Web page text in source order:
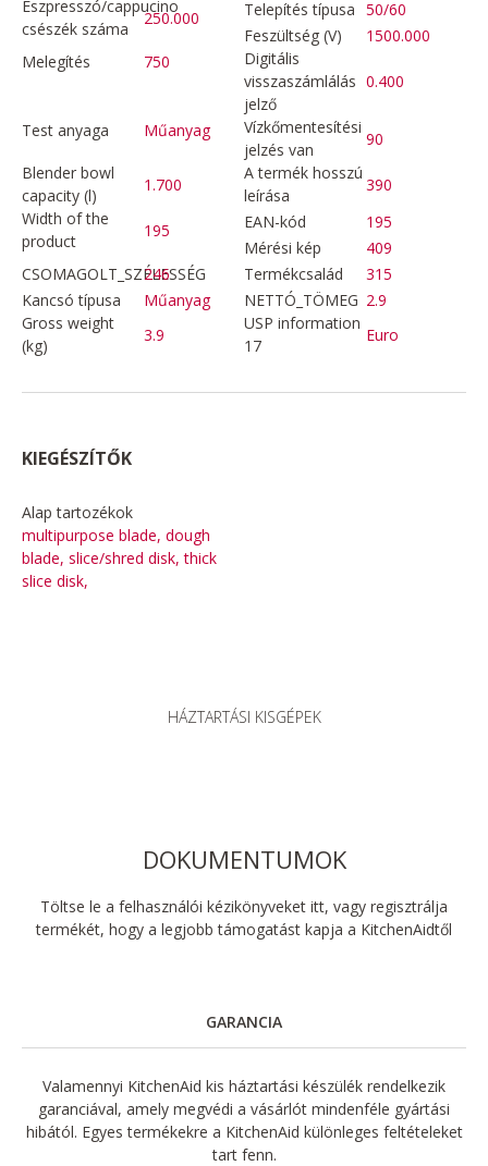
Eszpresszó/cappucino
csészék száma
250.000 Telepítés típusa 50/60
Feszültség (V)
1500.000
Melegítés
750
Digitális
visszaszámlálás
jelző
0.400
Test anyaga Műanyag
Vízkőmentesítési
jelzés van
90
Blender bowl
capacity (l)
1.700
A termék hosszú
leírása
390
Width of the
product
195 EAN-kód
195
Mérési kép
409
CSOMAGOLT_SZÉLESSÉG
246 Termékcsalád
315
Kancsó típusa
Műanyag NETTÓ_TÖMEG 2.9
Gross weight
(kg)
3.9
USP information
17
Euro
KIEGÉSZÍTŐK
Alap tartozékok
multipurpose blade, dough
blade, slice/shred disk, thick
slice disk,
HÁZTARTÁSI KISGÉPEK
DOKUMENTUMOK
Töltse le a felhasználói kézikönyveket itt, vagy regisztrálja
termékét, hogy a legjobb támogatást kapja a KitchenAidtől
GARANCIA
Valamennyi KitchenAid kis háztartási készülék rendelkezik
garanciával, amely megvédi a vásárlót mindenféle gyártási
hibától. Egyes termékekre a KitchenAid különleges feltételeket
tart fenn.